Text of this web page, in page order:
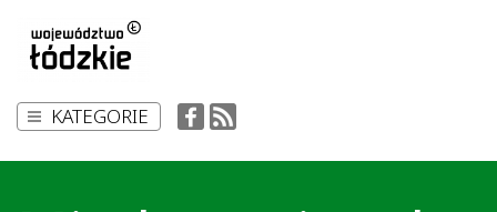
KATEGORIE